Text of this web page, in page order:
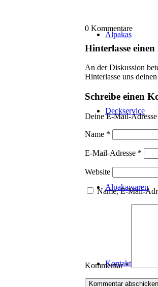
Alpakas
Deckservice
Alpakawaren
Kontakt
0 Kommentare
Hinterlasse
An der Diskussion
Hinterlasse uns
Schreibe einen
Deine E-Mail-
Name *
E-Mail-Adresse *
Website
Name, E-Mail-
Kommentar*